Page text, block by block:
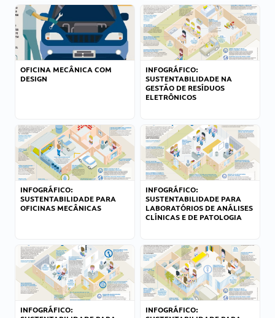
OFICINA MECÂNICA COM
DESIGN
INFOGRÁFICO:
SUSTENTABILIDADE NA
GESTÃO DE RESÍDUOS
ELETRÔNICOS
INFOGRÁFICO:
SUSTENTABILIDADE PARA
OFICINAS MECÂNICAS
INFOGRÁFICO:
SUSTENTABILIDADE PARA
LABORATÓRIOS DE ANÁLISES
CLÍNICAS E DE PATOLOGIA
INFOGRÁFICO:
INFOGRÁFICO: